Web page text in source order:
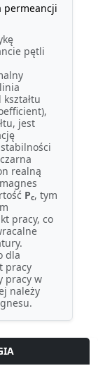
permeancji
pętli
jest
realną
Pc, tym
pracy, co
dla
pracy
pracy w
należy